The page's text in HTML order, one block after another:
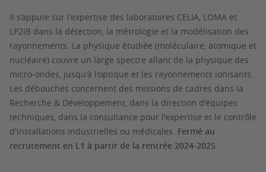
Il s’appuie sur l'expertise des laboratoires CELIA, LOMA et
LP2IB dans la détection, la métrologie et la modélisation des
rayonnements. La physique étudiée (moléculaire, atomique et
nucléaire) couvre un large spectre allant de la physique des
micro-ondes, jusqu'à l'optique et les rayonnements ionisants.
Les débouchés concernent des missions de cadres dans la
Recherche & Développement, dans la direction d'équipes
techniques, dans la consultance pour l'expertise et le contrôle
d'installations industrielles ou médicales. Fermé au
recrutement en L1 à partir de la rentrée 2024-2025.